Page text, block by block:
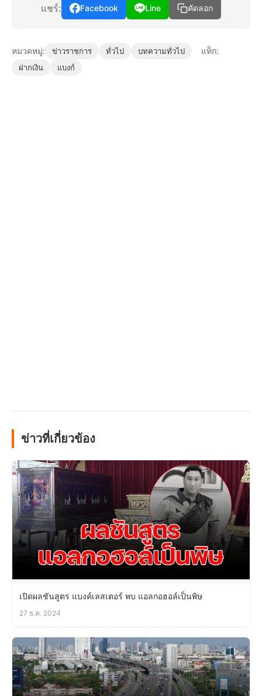
แชร์: Facebook Line คัดลอก
หมวดหมู่: ข่าวราชการ ทั่วไป บทความทั่วไป แท็ก:
ฝากเงิน แบงก์
ข่าวที่เกี่ยวข้อง
เปิดผลชันสูตร แบงค์เลสเตอร์ พบ แอลกอฮอล์เป็นพิษ
27 ธ.ค. 2024